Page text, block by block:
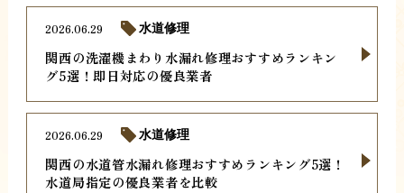
関西の洗濯機まわり水漏れ修理おすすめランキン
グ5選！即日対応の優良業者
2026.06.29 水道修理
関西の水道管水漏れ修理おすすめランキング5選！
水道局指定の優良業者を比較
2026.06.29 水道修理